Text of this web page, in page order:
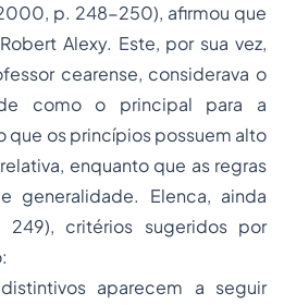
p. 248-250), afirmou que
Alexy. Este, por sua vez,
cearense, considerava o
como o principal para a
que os princípios possuem alto
enquanto que as regras
generalidade. Elenca, ainda
critérios sugeridos por
aparecem a seguir